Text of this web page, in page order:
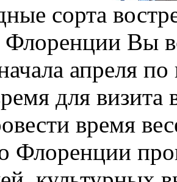
сорта
Вы
апреля
для визита
время
Флоренции